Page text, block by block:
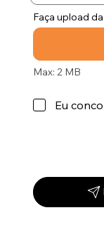
Faça upload
Max: 2 MB
Eu